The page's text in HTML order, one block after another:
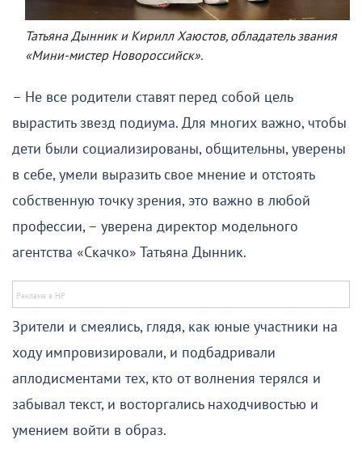
Татьяна Дынник и Кирилл Хаюстов, обладатель звания
«Мини-мистер Новороссийск».
– Не все родители ставят перед собой цель
вырастить звезд подиума. Для многих важно, чтобы
дети были социализированы, общительны, уверены
в себе, умели выразить свое мнение и отстоять
собственную точку зрения, это важно в любой
профессии, – уверена директор модельного
агентства «Скачко» Татьяна Дынник.
Зрители и смеялись, глядя, как юные участники на
ходу импровизировали, и подбадривали
аплодисментами тех, кто от волнения терялся и
забывал текст, и восторгались находчивостью и
умением войти в образ.